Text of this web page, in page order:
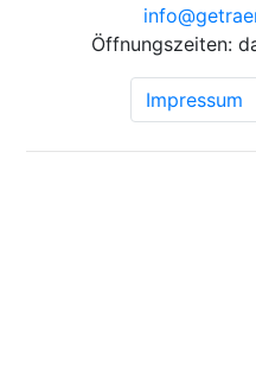
info@
Öffnungszeiten:
Impressum